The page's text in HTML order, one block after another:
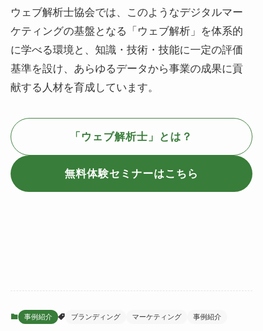
ウェブ解析士協会では、このようなデジタルマー
ケティングの基盤となる「ウェブ解析」を体系的
に学べる環境と、知識・技術・技能に一定の評価
基準を設け、あらゆるデータから事業の成果に貢
献する人材を育成しています。
「ウェブ解析士」とは？
無料体験セミナーはこちら
事例紹介 ブランディング マーケティング 事例紹介